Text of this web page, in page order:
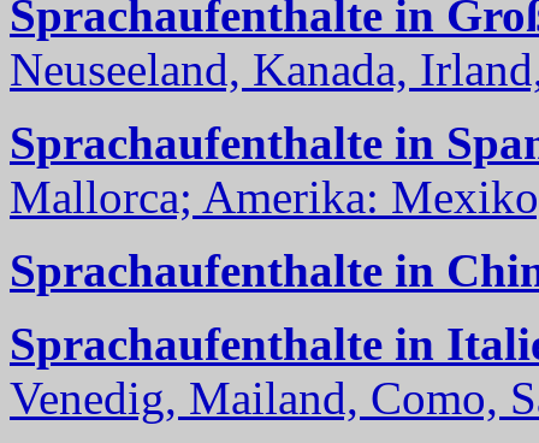
Sprachaufenthalte in
Neuseeland, Kanada,
Sprachaufenthalte in
Mallorca; Amerika:
Sprachaufenthalte in
Sprachaufenthalte in
Venedig, Mailand, Como,